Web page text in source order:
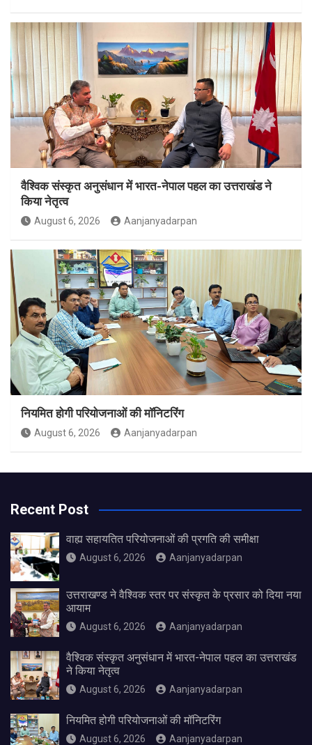
वैश्विक संस्कृत अनुसंधान में भारत-नेपाल पहल का उत्तराखंड ने
किया नेतृत्व
August 6, 2026 Aanjanyadarpan
नियमित होगी परियोजनाओं की मॉनिटरिंग
August 6, 2026 Aanjanyadarpan
Recent Post
वाह्य सहायतित परियोजनाओं की प्रगति की समीक्षा
August 6, 2026 Aanjanyadarpan
उत्तराखण्ड ने वैश्विक स्तर पर संस्कृत के प्रसार को दिया नया
आयाम
August 6, 2026 Aanjanyadarpan
वैश्विक संस्कृत अनुसंधान में भारत-नेपाल पहल का उत्तराखंड
ने किया नेतृत्व
August 6, 2026 Aanjanyadarpan
नियमित होगी परियोजनाओं की मॉनिटरिंग
August 6, 2026 Aanjanyadarpan